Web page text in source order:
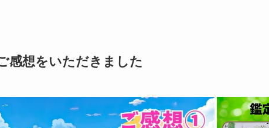
感想をいただきました